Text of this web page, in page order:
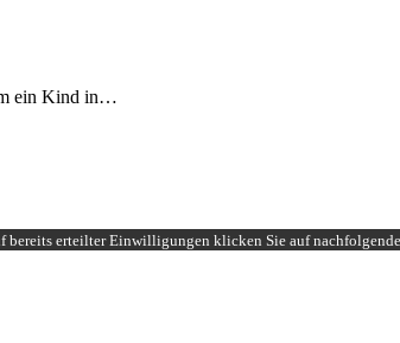
ein Kind in…
bereits erteilter Einwilligungen klicken Sie auf